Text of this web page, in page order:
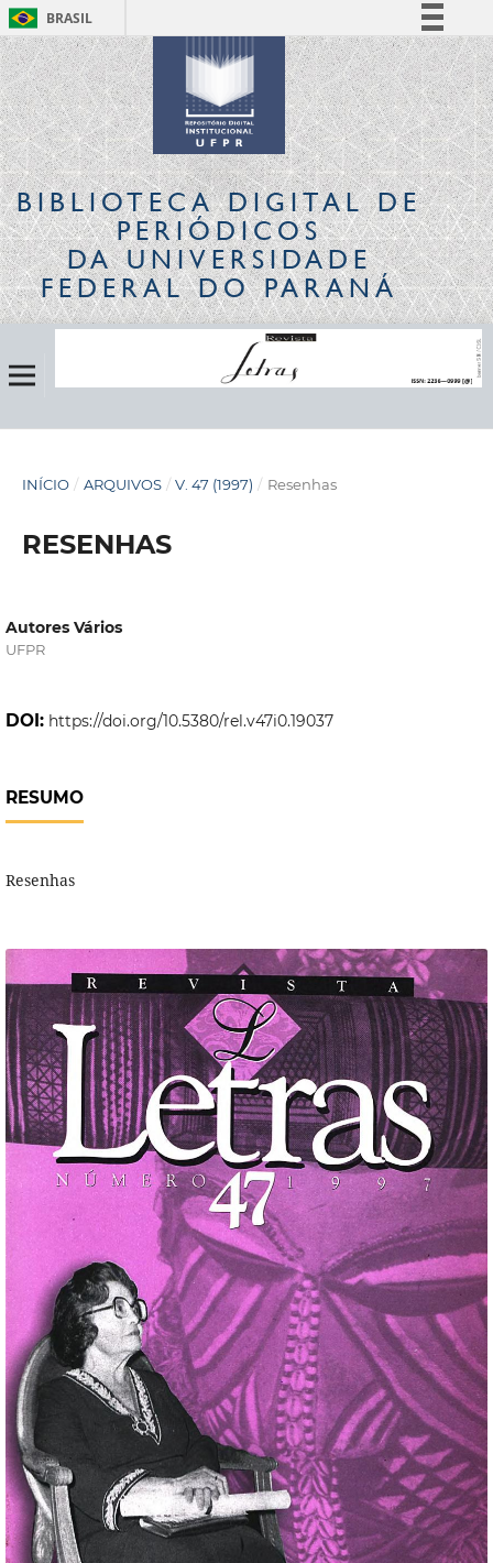
BRASIL
Simplifique!
Comunica BR
Participe
Acesso à informação
Legislação
Canais
BIBLIOTECA DIGITALDE
PERIÓDICOS
DA UNIVERSIDADE
FEDERAL DO PARANÁ
INÍCIO / ARQUIVOS / V. 47 (1997) / Resenhas
RESENHAS
Autores Vários
UFPR
DOI: https://doi.org/10.5380/rel.v47i0.19037
RESUMO
Resenhas